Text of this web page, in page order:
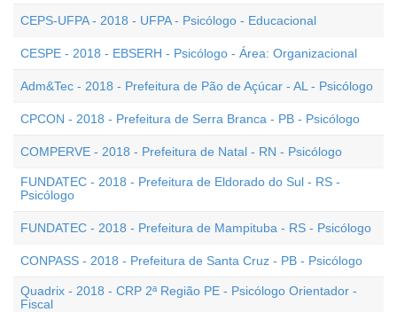
CEPS-UFPA - 2018 - UFPA - Psicólogo - Educacional
CESPE - 2018 - EBSERH - Psicólogo - Área: Organizacional
Adm&Tec - 2018 - Prefeitura de Pão de Açúcar - AL - Psicólogo
CPCON - 2018 - Prefeitura de Serra Branca - PB - Psicólogo
COMPERVE - 2018 - Prefeitura de Natal - RN - Psicólogo
FUNDATEC - 2018 - Prefeitura de Eldorado do Sul - RS -
Psicólogo
FUNDATEC - 2018 - Prefeitura de Mampituba - RS - Psicólogo
CONPASS - 2018 - Prefeitura de Santa Cruz - PB - Psicólogo
Quadrix - 2018 - CRP 2ª Região PE - Psicólogo Orientador -
Fiscal